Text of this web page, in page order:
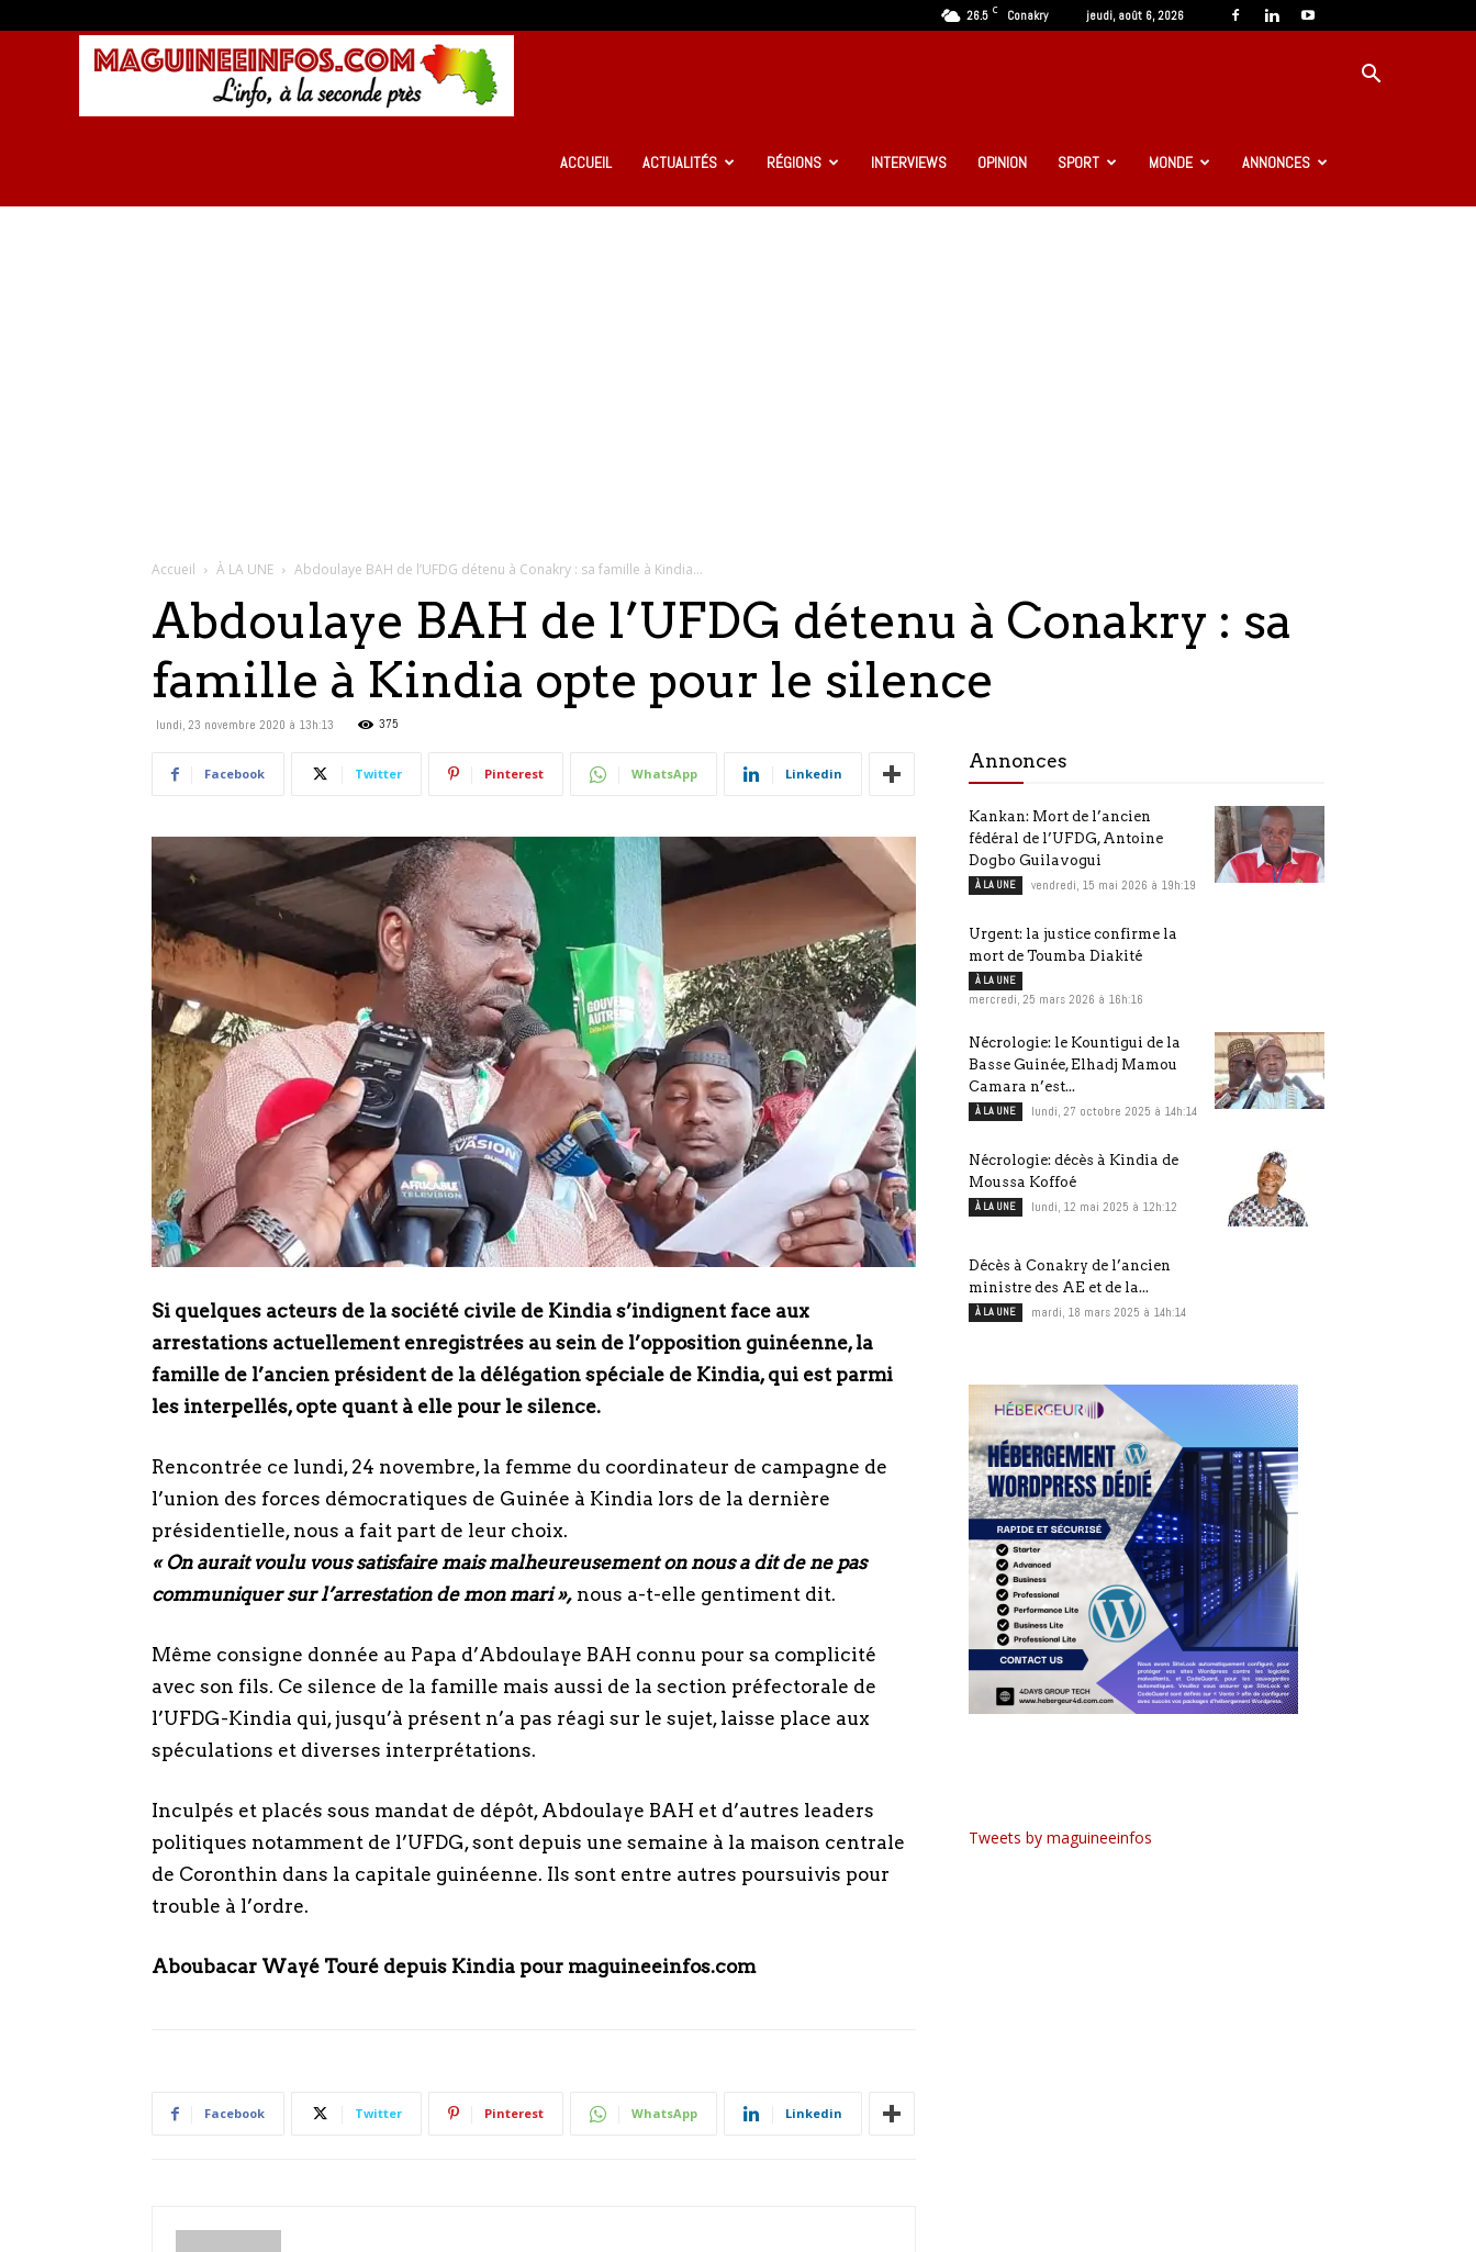
26.5 C Conakry jeudi, août 6, 2026
GuinéeACCUEIL ACTUALITÉS RÉGIONS INTERVIEWS OPINION SPORT MONDE ANNONCES
Accueil À LA UNE Abdoulaye BAH de l’UFDG détenu à Conakry : sa famille à Kindia...
Abdoulaye BAH de l’UFDG détenu à Conakry : sa
famille à Kindia opte pour le silence
lundi, 23 novembre 2020 à 13h:13 375
Facebook Twitter Pinterest WhatsApp Linkedin
Si quelques acteurs de la société civile de Kindia s’indignent face aux
arrestations actuellement enregistrées au sein de l’opposition guinéenne, la
famille de l’ancien président de la délégation spéciale de Kindia, qui est parmi
les interpellés, opte quant à elle pour le silence.
Rencontrée ce lundi, 24 novembre, la femme du coordinateur de campagne de
l’union des forces démocratiques de Guinée à Kindia lors de la dernière
présidentielle, nous a fait part de leur choix.
« On aurait voulu vous satisfaire mais malheureusement on nous a dit de ne pas
communiquer sur l’arrestation de mon mari », nous a-t-elle gentiment dit.
Même consigne donnée au Papa d’Abdoulaye BAH connu pour sa complicité
avec son fils. Ce silence de la famille mais aussi de la section préfectorale de
l’UFDG-Kindia qui, jusqu’à présent n’a pas réagi sur le sujet, laisse place aux
spéculations et diverses interprétations.
Inculpés et placés sous mandat de dépôt, Abdoulaye BAH et d’autres leaders
politiques notamment de l’UFDG, sont depuis une semaine à la maison centrale
de Coronthin dans la capitale guinéenne. Ils sont entre autres poursuivis pour
trouble à l’ordre.
Aboubacar Wayé Touré depuis Kindia pour maguineeinfos.com
Facebook Twitter Pinterest WhatsApp Linkedin
Annonces
Kankan: Mort de l’ancien
fédéral de l’UFDG, Antoine
Dogbo Guilavogui
À LA UNE vendredi, 15 mai 2026 à 19h:19
Urgent: la justice confirme la
mort de Toumba Diakité
À LA UNE
mercredi, 25 mars 2026 à 16h:16
Nécrologie: le Kountigui de la
Basse Guinée, Elhadj Mamou
Camara n’est...
À LA UNE lundi, 27 octobre 2025 à 14h:14
Nécrologie: décès à Kindia de
Moussa Koffoé
À LA UNE lundi, 12 mai 2025 à 12h:12
Décès à Conakry de l’ancien
ministre des AE et de la...
À LA UNE mardi, 18 mars 2025 à 14h:14
Tweets by maguineeinfos